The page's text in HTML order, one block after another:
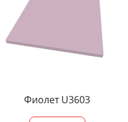
Фиолет U3603